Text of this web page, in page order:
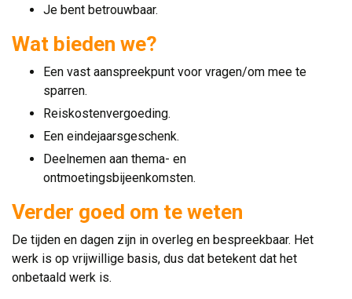
Je bent betrouwbaar.
Wat bieden we?
Een vast aanspreekpunt voor vragen/om mee te
sparren.
Reiskostenvergoeding.
Een eindejaarsgeschenk.
Deelnemen aan thema- en
ontmoetingsbijeenkomsten.
Verder goed om te weten
De tijden en dagen zijn in overleg en bespreekbaar. Het
werk is op vrijwillige basis, dus dat betekent dat het
onbetaald werk is.